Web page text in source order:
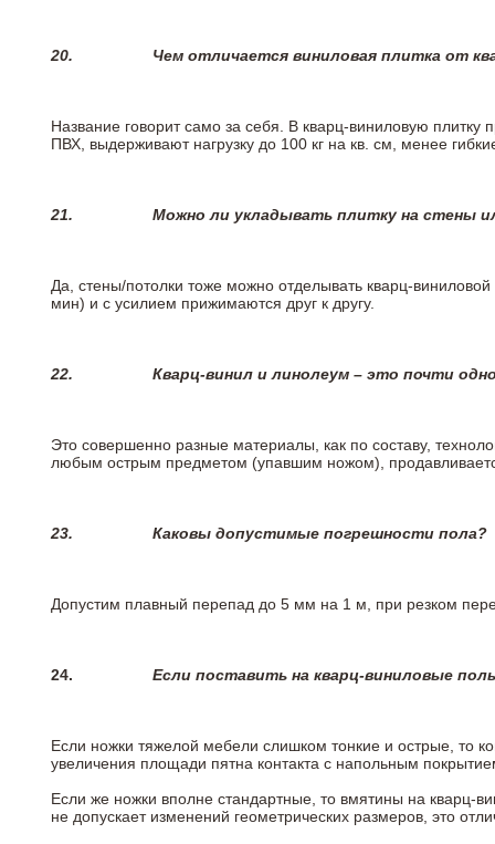
20. Чем отличается виниловая плитка от
Название говорит само за себя. В кварц-виниловую
ПВХ, выдерживают нагрузку до 100 кг на кв. см, менее
21. Можно ли укладывать плитку на стены
Да, стены/потолки тоже можно отделывать кварц-
мин) и с усилием прижимаются друг к другу.
22. Кварц-винил и линолеум – это почти
Это совершенно разные материалы, как по составу,
любым острым предметом (упавшим ножом),
23. Каковы допустимые погрешности пола?
Допустим плавный перепад до 5 мм на 1 м, при резком
24. Если поставить на кварц-виниловые
Если ножки тяжелой мебели слишком тонкие и острые, то
увеличения площади пятна контакта с напольным
Если же ножки вполне стандартные, то вмятины на кварц-
не допускает изменений геометрических размеров, это